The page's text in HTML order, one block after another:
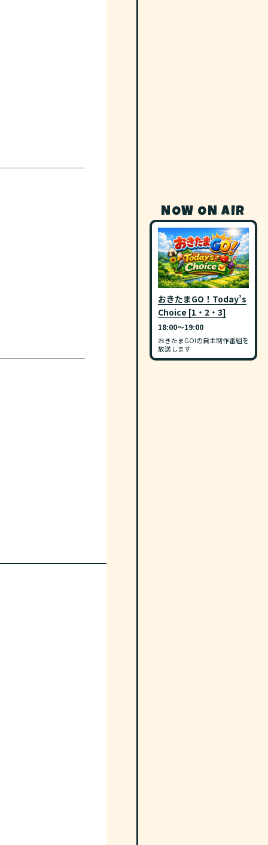
NOW ON AIR
おきたまGO！Today’s
Choice [1・2・3]
18:00〜19:00
おきたまGO!の自主制作番組を
放送します